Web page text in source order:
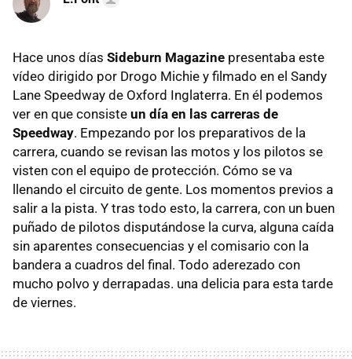
Hace unos días Sideburn Magazine presentaba este
vídeo dirigido por Drogo Michie y filmado en el Sandy
Lane Speedway de Oxford Inglaterra. En él podemos
ver en que consiste un día en las carreras de
Speedway. Empezando por los preparativos de la
carrera, cuando se revisan las motos y los pilotos se
visten con el equipo de protección. Cómo se va
llenando el circuito de gente. Los momentos previos a
salir a la pista. Y tras todo esto, la carrera, con un buen
puñado de pilotos disputándose la curva, alguna caída
sin aparentes consecuencias y el comisario con la
bandera a cuadros del final. Todo aderezado con
mucho polvo y derrapadas. una delicia para esta tarde
de viernes.